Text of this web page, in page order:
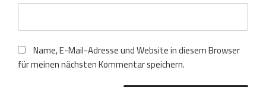
Name, E-Mail-Adresse und Website in diesem Browser
für meinen nächsten Kommentar speichern.